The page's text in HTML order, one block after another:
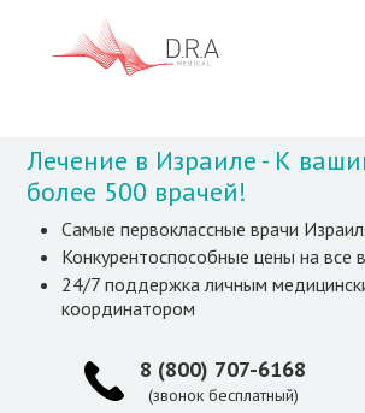
Лечение в Израиле - К
более 500 врачей!
Самые первоклассные врачи
Конкурентоспособные цены на все
24/7 поддержка личным
координатором
8 (800) 707-6168
(звонок бесплатный)